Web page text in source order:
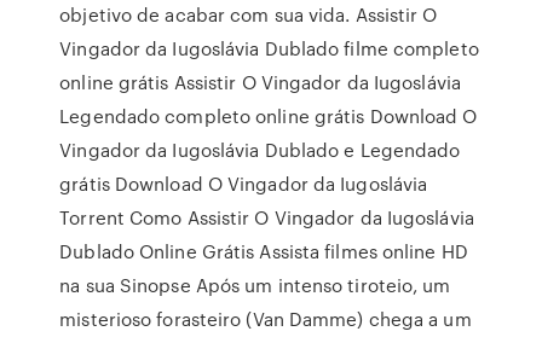
objetivo de acabar com sua vida. Assistir O
Vingador da Iugoslávia Dublado filme completo
online grátis Assistir O Vingador da Iugoslávia
Legendado completo online grátis Download O
Vingador da Iugoslávia Dublado e Legendado
grátis Download O Vingador da Iugoslávia
Torrent Como Assistir O Vingador da Iugoslávia
Dublado Online Grátis Assista filmes online HD
na sua Sinopse Após um intenso tiroteio, um
misterioso forasteiro (Van Damme) chega a um